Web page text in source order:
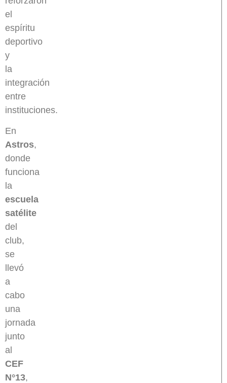
el
espíritu
deportivo
y
la
integración
entre
instituciones.
En
Astros,
donde
funciona
la
escuela
satélite
del
club,
se
llevó
a
cabo
una
jornada
junto
al
CEF
N°13,